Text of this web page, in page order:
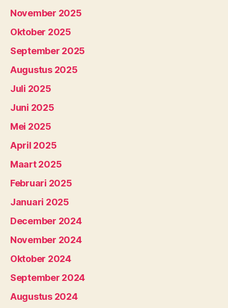
November 2025
Oktober 2025
September 2025
Augustus 2025
Juli 2025
Juni 2025
Mei 2025
April 2025
Maart 2025
Februari 2025
Januari 2025
December 2024
November 2024
Oktober 2024
September 2024
Augustus 2024